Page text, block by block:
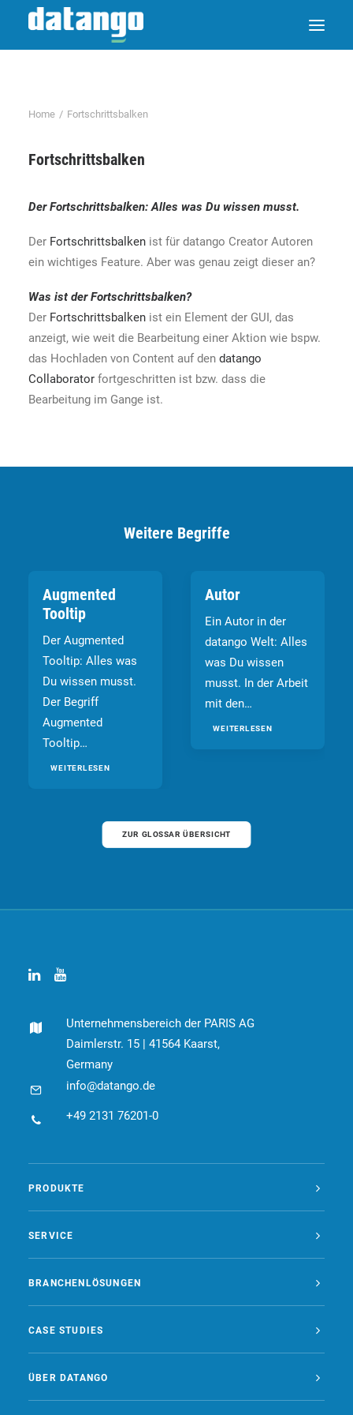
Home Fortschrittsbalken
Fortschrittsbalken
DerFortschrittsbalken: Alles was Du wissen musst.
Der Fortschrittsbalken ist für datango Creator Autoren
ein wichtiges Feature. Aber was genau zeigt dieser an?
Was ist derFortschrittsbalken?
Der Fortschrittsbalken ist ein Element der GUI, das
anzeigt, wie weit die Bearbeitung einer Aktion wie bspw.
das Hochladen von Content auf den datango
Collaborator fortgeschritten ist bzw. dass die
Bearbeitung im Gange ist.
Weitere Begriffe
Augmented
Tooltip
Der Augmented
Tooltip: Alles was
Du wissen musst.
Der Begriff
Augmented
Tooltip…
WEITERLESEN
Autor
Ein Autor in der
datango Welt: Alles
was Du wissen
musst. In der Arbeit
mit den…
WEITERLESEN
ZUR GLOSSAR ÜBERSICHT
Unternehmensbereich der PARIS AG
Daimlerstr. 15 | 41564 Kaarst,
Germany
info@datango.de
+49 2131 76201-0
PRODUKTE
SERVICE
BRANCHENLÖSUNGEN
CASE STUDIES
ÜBER DATANGO